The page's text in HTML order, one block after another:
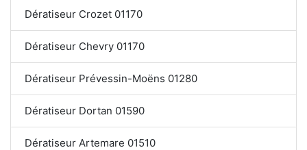
Dératiseur Crozet 01170
Dératiseur Chevry 01170
Dératiseur Prévessin-Moëns 01280
Dératiseur Dortan 01590
Dératiseur Artemare 01510